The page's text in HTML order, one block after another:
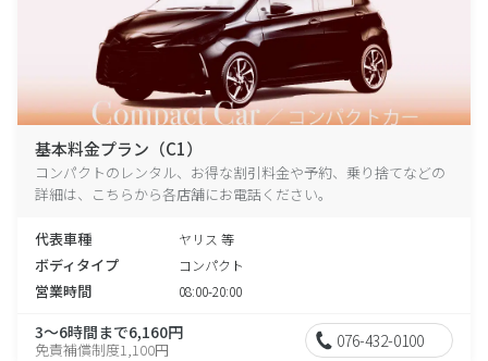
基本料金プラン（C1）
コンパクトのレンタル、お得な割引料金や予約、乗り捨てなどの
詳細は、こちらから各店舗にお電話ください。
代表車種 ヤリス 等
ボディタイプ コンパクト
営業時間 08:00-20:00
3～6時間まで6,160円
免責補償制度1,100円 076-432-0100